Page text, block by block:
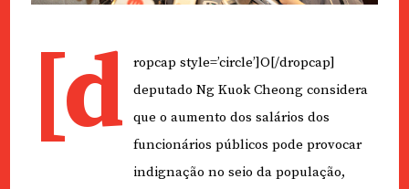
[d
ropcap style=’circle’]O[/dropcap]
deputado Ng Kuok Cheong considera
que o aumento dos salários dos
funcionários públicos pode provocar
indignação no seio da população,